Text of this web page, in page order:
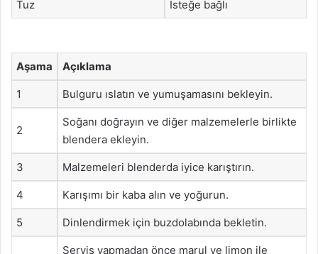
Tuz İsteğe bağlı
Aşama Açıklama
1 Bulguru ıslatın ve yumuşamasını bekleyin.
2
Soğanı doğrayın ve diğer malzemelerle birlikte
blendera ekleyin.
3 Malzemeleri blenderda iyice karıştırın.
4 Karışımı bir kaba alın ve yoğurun.
5 Dinlendirmek için buzdolabında bekletin.
Servis yapmadan önce marul ve limon ile